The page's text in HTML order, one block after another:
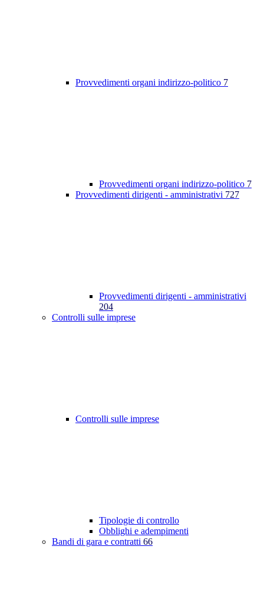
Provvedimenti organi indirizzo-politico 7
Provvedimenti organi indirizzo-politico 7
Provvedimenti dirigenti - amministrativi 727
Provvedimenti dirigenti - amministrativi
204
Controlli sulle imprese
Controlli sulle imprese
Tipologie di controllo
Obblighi e adempimenti
Bandi di gara e contratti 66